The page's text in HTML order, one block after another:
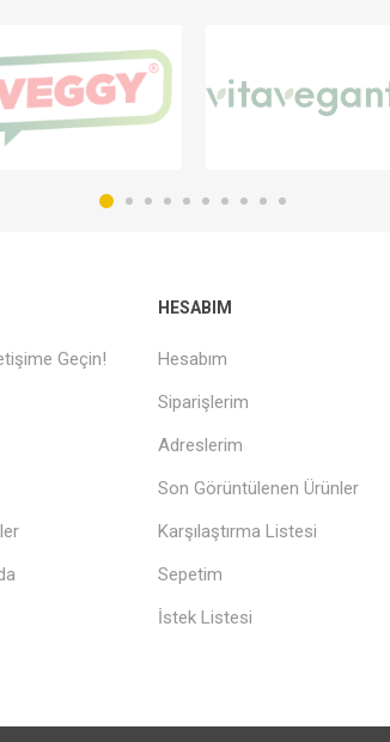
Geçin!
HESABIM
Hesabım
Siparişlerim
Adreslerim
Son Görüntülenen Ürünler
Karşılaştırma Listesi
Sepetim
İstek Listesi